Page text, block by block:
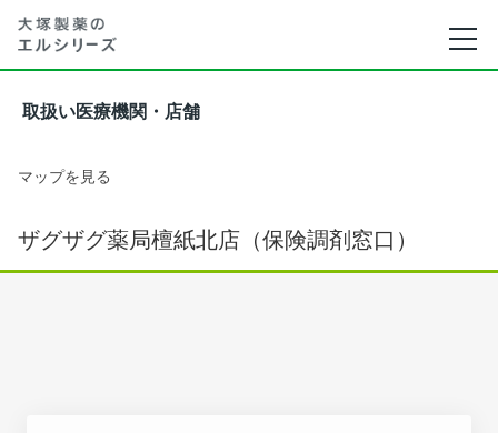
取扱い医療機関・店舗
マップを見る
ザグザグ薬局檀紙北店（保険調剤窓口）